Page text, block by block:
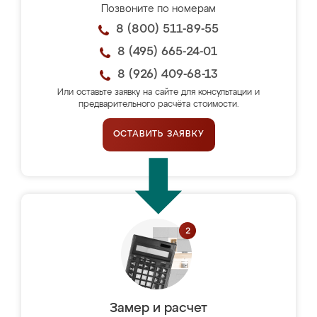
Позвоните по номерам
8 (800) 511-89-55
8 (495) 665-24-01
8 (926) 409-68-13
Или оставьте заявку на сайте для консультации и
предварительного расчёта стоимости.
ОСТАВИТЬ ЗАЯВКУ
Замер и расчет